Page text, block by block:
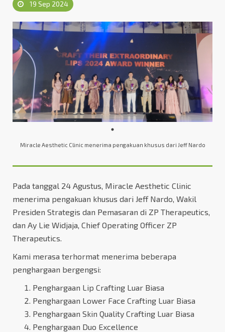
19 Sep 2024
Miracle Aesthetic Clinic menerima pengakuan khusus dari Jeff Nardo
Pada tanggal 24 Agustus, Miracle Aesthetic Clinic
menerima pengakuan khusus dari Jeff Nardo, Wakil
Presiden Strategis dan Pemasaran di ZP Therapeutics,
dan Ay Lie Widjaja, Chief Operating Officer ZP
Therapeutics.
Kami merasa terhormat menerima beberapa
penghargaan bergengsi:
Penghargaan Lip Crafting Luar Biasa
Penghargaan Lower Face Crafting Luar Biasa
Penghargaan Skin Quality Crafting Luar Biasa
Penghargaan Duo Excellence